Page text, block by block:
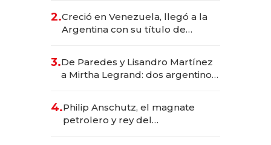
2.Creció en Venezuela, llegó a la
Argentina con su título de
las marcas "fast premium"
3.De Paredes y Lisandro Martínez
a Mirtha Legrand: dos argentinos
4.Philip Anschutz, el magnate
petrolero y rey del